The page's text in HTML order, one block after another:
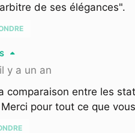
de ses élégances".
il y a un an
comparaison entre les
pour tout ce que